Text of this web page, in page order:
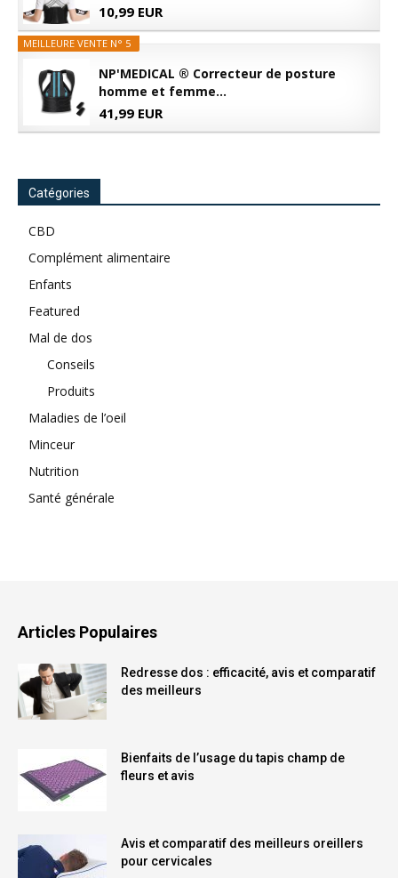
10,99 EUR
MEILLEURE VENTE N° 5
NP'MEDICAL ® Correcteur de posture
homme et femme...
41,99 EUR
Catégories
CBD
Complément alimentaire
Enfants
Featured
Mal de dos
Conseils
Produits
Maladies de l’oeil
Minceur
Nutrition
Santé générale
Articles Populaires
Redresse dos : efficacité, avis et comparatif
des meilleurs
Bienfaits de l’usage du tapis champ de
fleurs et avis
Avis et comparatif des meilleurs oreillers
pour cervicales